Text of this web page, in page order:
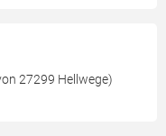
27299 Hellwege)